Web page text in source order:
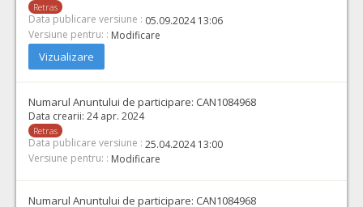
Retras
Data publicare versiune : 05.09.2024 13:06
Versiune pentru: : Modificare
Vizualizare
Numarul Anuntului de participare: CAN1084968
Data crearii: 24 apr. 2024
Retras
Data publicare versiune : 25.04.2024 13:00
Versiune pentru: : Modificare
Numarul Anuntului de participare: CAN1084968